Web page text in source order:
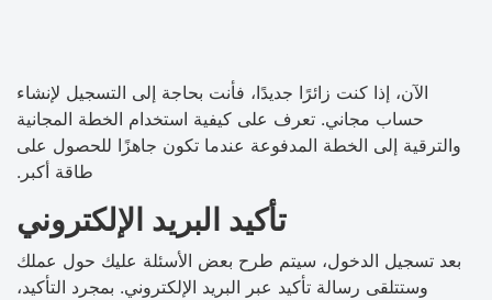
الآن، إذا كنت زائرًا جديدًا، فأنت بحاجة إلى التسجيل لإنشاء
حساب مجاني. تعرف على كيفية استخدام الخطة المجانية
والترقية إلى الخطة المدفوعة عندما تكون جاهزًا للحصول على
طاقة أكبر.
تأكيد البريد الإلكتروني
بعد تسجيل الدخول، سيتم طرح بعض الأسئلة عليك حول عملك
وستتلقى رسالة تأكيد عبر البريد الإلكتروني. بمجرد التأكيد،